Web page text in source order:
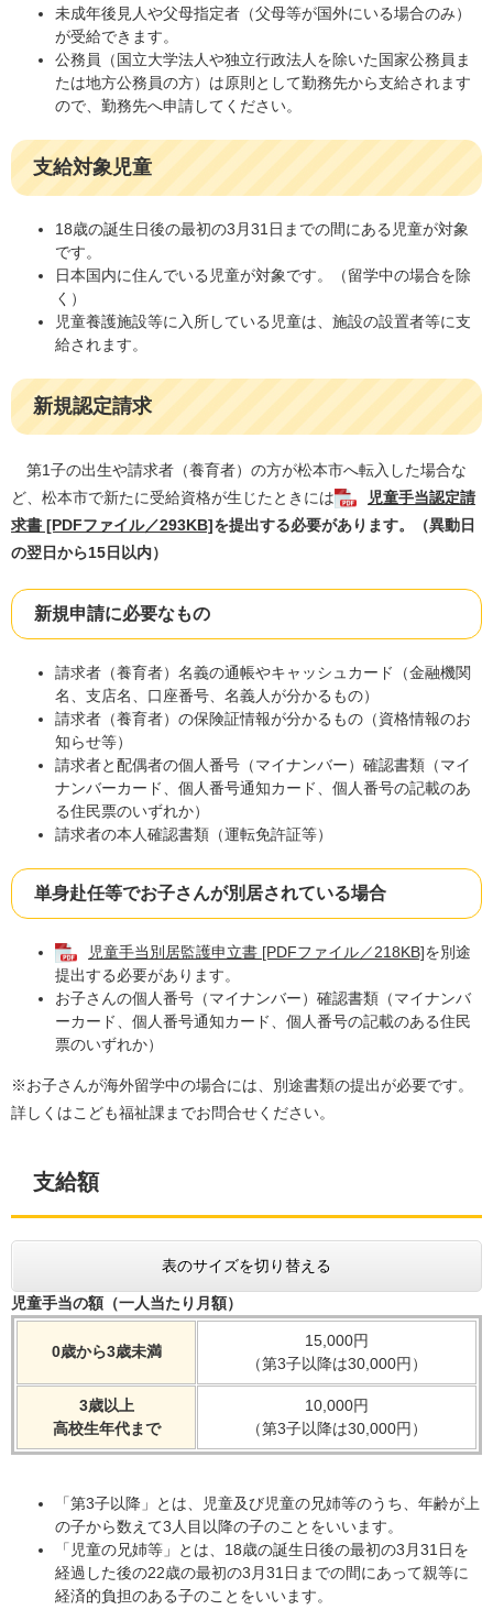
未成年後見人や父母指定者（父母等が国外にいる場合のみ）
が受給できます。
公務員（国立大学法人や独立行政法人を除いた国家公務員ま
たは地方公務員の方）は原則として勤務先から支給されます
ので、勤務先へ申請してください。
支給対象児童
18歳の誕生日後の最初の3月31日までの間にある児童が対象
です。
日本国内に住んでいる児童が対象です。（留学中の場合を除
く）
児童養護施設等に入所している児童は、施設の設置者等に支
給されます。
新規認定請求
第1子の出生や請求者（養育者）の方が松本市へ転入した場合な
ど、松本市で新たに受給資格が生じたときには
児童手当認定請
求書 [PDFファイル／293KB]を提出する必要があります。（異動日
の翌日から15日以内）
新規申請に必要なもの
請求者（養育者）名義の通帳やキャッシュカード（金融機関
名、支店名、口座番号、名義人が分かるもの）
請求者（養育者）の保険証情報が分かるもの（資格情報のお
知らせ等）
請求者と配偶者の個人番号（マイナンバー）確認書類（マイ
ナンバーカード、個人番号通知カード、個人番号の記載のあ
る住民票のいずれか）
請求者の本人確認書類（運転免許証等）
単身赴任等でお子さんが別居されている場合
児童手当別居監護申立書 [PDFファイル／218KB]を別途
提出する必要があります。
お子さんの個人番号（マイナンバー）確認書類（マイナンバ
ーカード、個人番号通知カード、個人番号の記載のある住民
票のいずれか）
※お子さんが海外留学中の場合には、別途書類の提出が必要です。
詳しくはこども福祉課までお問合せください。
支給額
表のサイズを切り替える
児童手当の額（一人当たり月額）
0歳から3歳未満
15,000円
（第3子以降は30,000円）
3歳以上
高校生年代まで
10,000円
（第3子以降は30,000円）
「第3子以降」とは、児童及び児童の兄姉等のうち、年齢が上
の子から数えて3人目以降の子のことをいいます。
「児童の兄姉等」とは、18歳の誕生日後の最初の3月31日を
経過した後の22歳の最初の3月31日までの間にあって親等に
経済的負担のある子のことをいいます。